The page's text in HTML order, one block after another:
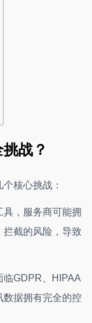
战？
核心挑战：
，服务商可能拥
拦截的风险，导致
临GDPR、HIPAA
数据拥有完全的控